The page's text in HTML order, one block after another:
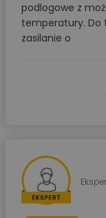
podlogowe z
temperatury. Do
zasilanie o